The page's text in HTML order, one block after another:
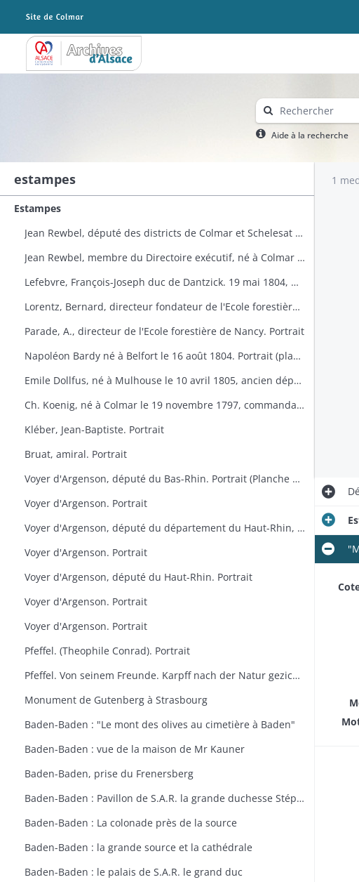
Archives Alsace - Colmar
Aide à la recherche
estampes
Estampes
Jean Rewbel, député des districts de Colmar et Schelesat à l'Assemblée nationale en 1789. Portrait
Jean Rewbel, membre du Directoire exécutif, né à Colmar en 1746. Portrait
Lefebvre, François-Joseph duc de Dantzick. 19 mai 1804, maréchal de France. Portrait (Planche de la Galerie historique de Versailles n° 1539)
Lorentz, Bernard, directeur fondateur de l'Ecole forestière à Nancy. Portrait
Parade, A., directeur de l'Ecole forestière de Nancy. Portrait
Napoléon Bardy né à Belfort le 16 août 1804. Portrait (planche de la Galerie des représentants du peuple, 1848)
Emile Dollfus, né à Mulhouse le 10 avril 1805, ancien député. Portrait (planche de la Galerie des représentants du peuple, 1848)
Ch. Koenig, né à Colmar le 19 novembre 1797, commandant de la Garde nationale de Colmar. Portrait (planche de la Galerie des représentants du peuple, 1848)
Kléber, Jean-Baptiste. Portrait
Bruat, amiral. Portrait
Voyer d'Argenson, député du Bas-Rhin. Portrait (Planche des Défenseurs des prévenus d'avril)
Voyer d'Argenson. Portrait
Voyer d'Argenson, député du département du Haut-Rhin, élu en 1817. Portrait
Voyer d'Argenson. Portrait
Voyer d'Argenson, député du Haut-Rhin. Portrait
Voyer d'Argenson. Portrait
Voyer d'Argenson. Portrait
Pfeffel. (Theophile Conrad). Portrait
Pfeffel. Von seinem Freunde. Karpff nach der Natur gezichnet. Portrait
Monument de Gutenberg à Strasbourg
Baden-Baden : "Le mont des olives au cimetière à Baden"
Baden-Baden : vue de la maison de Mr Kauner
Baden-Baden, prise du Frenersberg
Baden-Baden : Pavillon de S.A.R. la grande duchesse Stéphanie
Baden-Baden : La colonade près de la source
Baden-Baden : la grande source et la cathédrale
Baden-Baden : le palais de S.A.R. le grand duc
1